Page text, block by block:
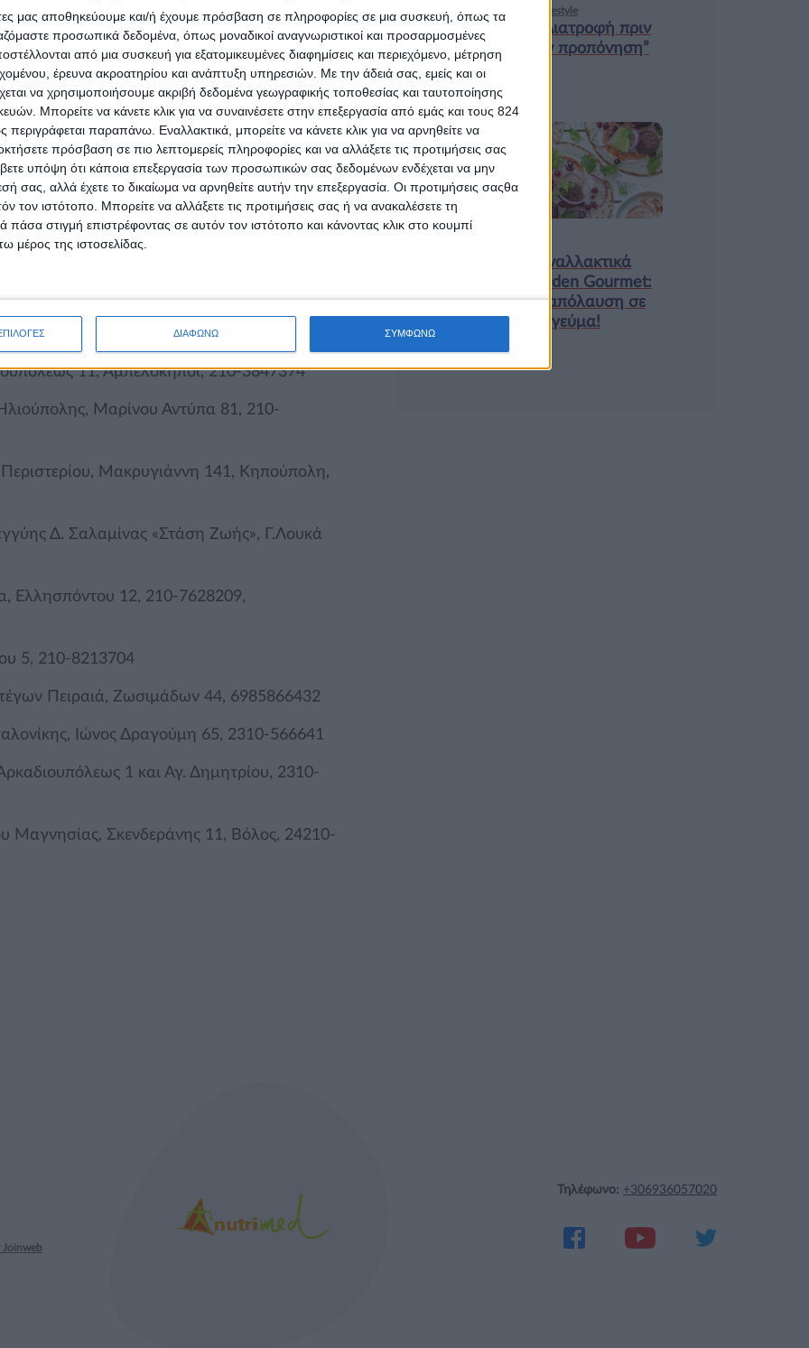
μας αποθηκεύουμε και/ή έχουμε πρόσβαση σε πληροφορίες σε μια συσκευή, όπως τα
προσωπικά δεδομένα, όπως μοναδικοί αναγνωριστικοί και προσαρμοσμένες
από μια συσκευή για εξατομικευμένες διαφημίσεις και περιεχόμενο, μέτρηση
έρευνα ακροατηρίου και ανάπτυξη υπηρεσιών. Με την άδειά σας, εμείς και οι
να χρησιμοποιήσουμε ακριβή δεδομένα γεωγραφικής τοποθεσίας και ταυτοποίησης
Μπορείτε να κάνετε κλικ για να συναινέσετε στην επεξεργασία από εμάς και τους 824
παραπάνω. Εναλλακτικά, μπορείτε να κάνετε κλικ για να αρνηθείτε να
πρόσβαση σε πιο λεπτομερείς πληροφορίες και να αλλάξετε τις προτιμήσεις σας
υπόψη ότι κάποια επεξεργασία των προσωπικών σας δεδομένων ενδέχεται να μην
σας, αλλά έχετε το δικαίωμα να αρνηθείτε αυτήν την επεξεργασία. Οι προτιμήσεις σαςθα
τον ιστότοπο. Μπορείτε να αλλάξετε τις προτιμήσεις σας ή να ανακαλέσετε τη
στιγμή επιστρέφοντας σε αυτόν τον ιστότοπο και κάνοντας κλικ στο κουμπί
μέρος της ιστοσελίδας.
ΔΙΑΦΩΝΩ ΣΥΜΦΩΝΩ
αποτελέσματα του ελέγχου τους από τους
στα ακόλουθα κοινωνικά ιατρεία:
Σαπφούς 12, 210-3213150
Αριστείδου 5 και Ξενοφώντος, 210-
Δήμου Δάφνης-Υμηττού, Ελευθερίου
5508676
Δήμου Νίκαιας-Ρέντη, Βοσπόρου 2 και
11, Αμπελόκηποι, 210-3847374
Μαρίνου Αντύπα 81, 210-
Περιστερίου, Μακρυγιάννη 141, Κηπούπολη,
Δ. Σαλαμίνας «Στάση Ζωής», Γ.Λουκά
Ελλησπόντου 12, 210-7628209,
5, 210-8213704
Πειραιά, Ζωσιμάδων 44, 6985866432
Ιώνος Δραγούμη 65, 2310-566641
1 και Αγ. Δημητρίου, 2310-
Μαγνησίας, Σκενδεράνης 11, Βόλος, 24210-
Υγεία, διατροφή & lifestyle
Κεφάλαιο “Διατροφή πριν
και μετά την προπόνηση”
Φυτικά Εναλλακτικά
Κρέατος Garden Gourmet:
θρέψη και απόλαυση σε
κάθε γεύμα!
9 ΔΕΚ
Joinweb
Τηλέφωνο: +306936057020